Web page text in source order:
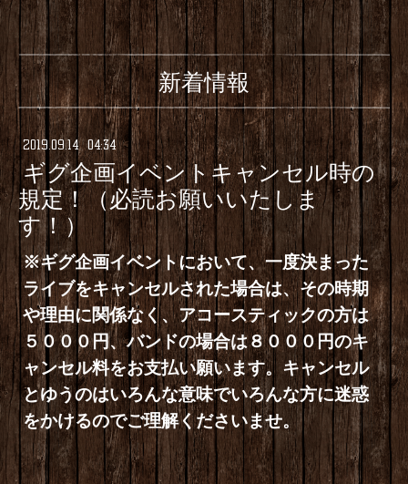
新着情報
2019.09.14 04:34
ギグ企画イベントキャンセル時の
規定！（必読お願いいたしま
す！）
※ギグ企画イベントにおいて、一度決まった
ライブをキャンセルされた場合は、その時期
や理由に関係なく、アコースティックの方は
５０００円、バンドの場合は８０００円のキ
ャンセル料をお支払い願います。キャンセル
とゆうのはいろんな意味でいろんな方に迷惑
をかけるのでご理解くださいませ。